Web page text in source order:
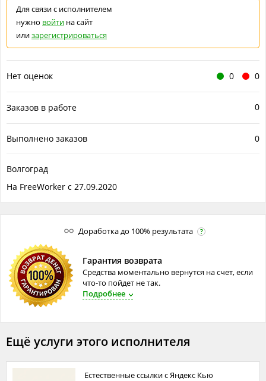
Доработка до 100% результата ?
Гарантия возврата
Средства моментально вернутся на счет, если
что-то пойдет не так.
Подробнее
Для связи с исполнителем
нужно войти на сайт
илизарегистрироваться
0 0
Нет оценок
0
Заказов в работе
0
Выполнено заказов
Волгоград
На FreeWorker с 27.09.2020
Ещё услуги этого исполнителя
Естественные ссылки с Яндекс Кью